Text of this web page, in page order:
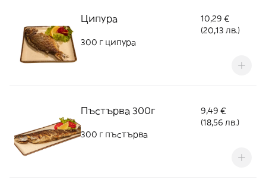
Ципура
10,29 €
(20,13 лв.)
300 г ципура
Пъстърва 300г
9,49 €
(18,56 лв.)
300 г пъстърва